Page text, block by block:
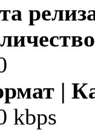
|
kbps